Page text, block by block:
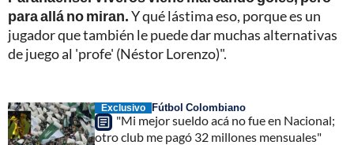
para allá no miran.Y qué lástima eso, porque es un
jugador que también le puede dar muchas alternativas
de juego al 'profe' (Néstor Lorenzo)".
Exclusivo Fútbol Colombiano
"Mi mejor sueldo acá no fue en Nacional;
otro club me pagó 32 millones mensuales"